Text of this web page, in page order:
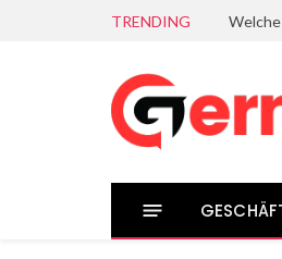
TRENDING